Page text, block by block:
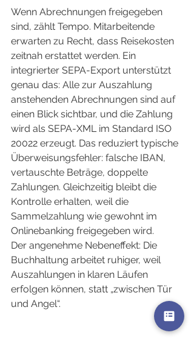
Wenn Abrechnungen freigegeben
sind, zählt Tempo. Mitarbeitende
erwarten zu Recht, dass Reisekosten
zeitnah erstattet werden. Ein
integrierter SEPA-Export unterstützt
genau das: Alle zur Auszahlung
anstehenden Abrechnungen sind auf
einen Blick sichtbar, und die Zahlung
wird als SEPA-XML im Standard ISO
20022 erzeugt. Das reduziert typische
Überweisungsfehler: falsche IBAN,
vertauschte Beträge, doppelte
Zahlungen. Gleichzeitig bleibt die
Kontrolle erhalten, weil die
Sammelzahlung wie gewohnt im
Onlinebanking freigegeben wird.
Der angenehme Nebeneffekt: Die
Buchhaltung arbeitet ruhiger, weil
Auszahlungen in klaren Läufen
erfolgen können, statt „zwischen Tür
und Angel“.